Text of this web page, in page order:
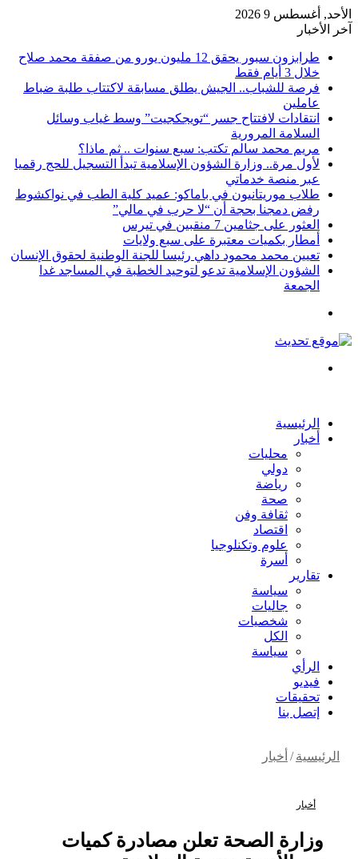
الأحد, أغسطس 9 2026
آخر الأخبار
طرابزون سبور يحقق 12 مليون يورو من صفقة محمد صلاح
خلال 3 أيام فقط
فرصة للشباب.. الجيش يطلق مسابقة لاكتتاب طلبة ضباط
عاملين
انتقادات لافتتاح جسر “تويجكجيت” وسط غياب وسائل
السلامة المرورية
مريم محمد سالم تكتب: سبع سنوات .. ثم ماذا؟
لأول مرة.. وزارة الشؤون الإسلامية تبدأ التسجيل للحج رقميا
عبر منصة خدماتي
طلاب موريتانيون في باماكو: عميد كلية الطب في نواكشوط
رفض دمجنا بحجة أن “لا حرب في مالي”
العثور على جثامين 7 منقبين في تيرس
أمطار بكميات معتبرة على سبع ولايات
تعيين محمد محمود داهي رئيسا للجنة الوطنية لحقوق الإنسان
الشؤون الإسلامية تدعو لتوحيد الخطبة في المساجد غدا
الجمعة
الرئيسية
أخبار
محليات
دولي
رياضة
صحة
ثقافة وفن
اقتصاد
علوم وتكنلوجيا
أسرة
تقارير
سياسة
جاليات
شخصيات
الكل
سياسة
الرأي
فيديو
تحقيقات
إتصل بنا
الرئيسية / أخبار
أخبار
وزارة الصحة تعلن مصادرة كميات